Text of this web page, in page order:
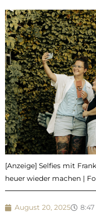
[Anzeige] Selfies mit
heuer wieder machen |
August 20, 2025 8:47